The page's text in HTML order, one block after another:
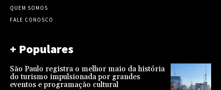
QUEM SOMOS
FALE CONOSCO
+ Populares
São Paulo registra o melhor maio da história
do turismo impulsionada por grandes
eventos e programação cultural